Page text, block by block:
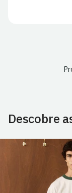
Descobre